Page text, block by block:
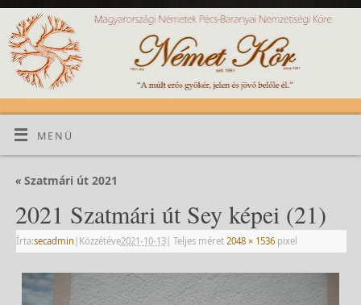
MENÜ
«Szatmári út 2021
2021 Szatmári út Sey képei (21)
Írta:secadmin | Közzétéve2021-10-13| Teljes méret 2048 × 1536pixel